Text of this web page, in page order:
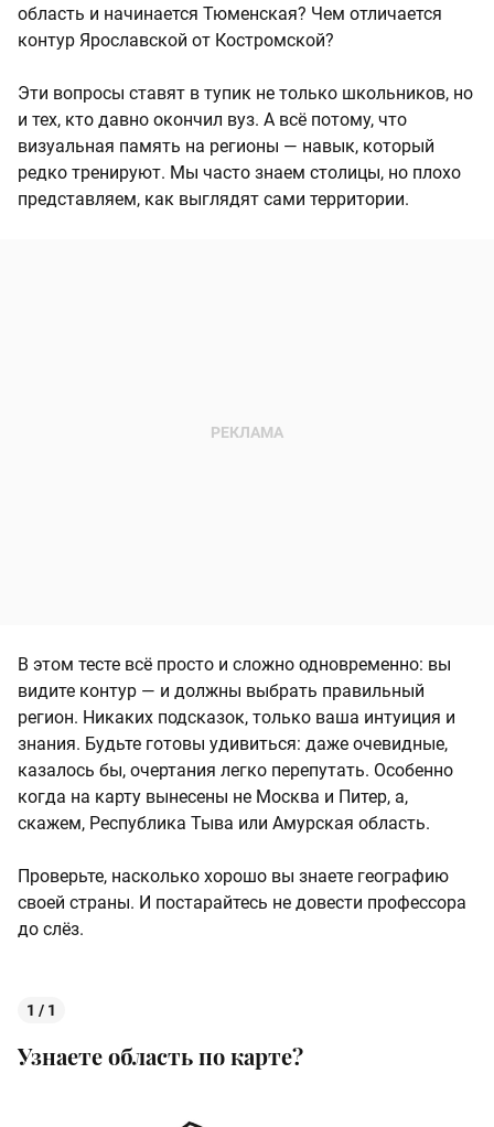
область и начинается Тюменская? Чем отличается
контур Ярославской от Костромской?
Эти вопросы ставят в тупик не только школьников, но
и тех, кто давно окончил вуз. А всё потому, что
визуальная память на регионы — навык, который
редко тренируют. Мы часто знаем столицы, но плохо
представляем, как выглядят сами территории.
В этом тесте всё просто и сложно одновременно: вы
видите контур — и должны выбрать правильный
регион. Никаких подсказок, только ваша интуиция и
знания. Будьте готовы удивиться: даже очевидные,
казалось бы, очертания легко перепутать. Особенно
когда на карту вынесены не Москва и Питер, а,
скажем, Республика Тыва или Амурская область.
Проверьте, насколько хорошо вы знаете географию
своей страны. И постарайтесь не довести профессора
до слёз.
1 / 1
Узнаете область по карте?